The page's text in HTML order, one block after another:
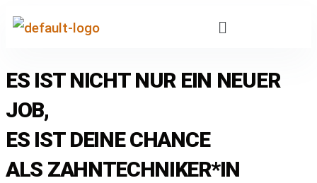
ES IST NICHT NUR EIN NEUER
JOB,
ES IST DEINE CHANCE
ALS ZAHNTECHNIKER*IN